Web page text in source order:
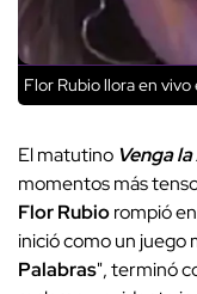
Flor Rubio llora en
El matutino Venga
momentos más
Flor Rubiorompió
inició como un juego
Palabras", terminó